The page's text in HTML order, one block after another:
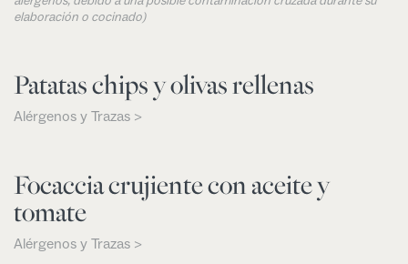
elaboración o cocinado)
Patatas chips y olivas rellenas
Alérgenos y Trazas >
Focaccia crujiente con aceite y
tomate
Alérgenos y Trazas >